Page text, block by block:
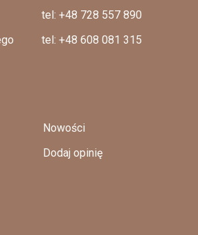
tel: +48 728 557 890
tel: +48 608 081 315
Nowości
Dodaj opinię